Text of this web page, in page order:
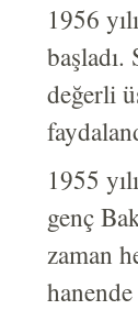
1956
değerli
1955
genç
zaman